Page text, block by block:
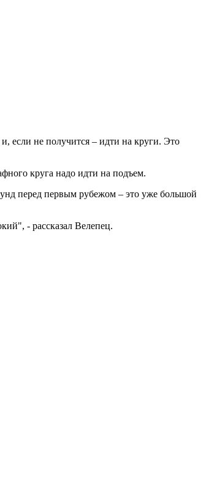
если не получится – идти на круги. Это
круга надо идти на подъем.
перед первым рубежом – это уже большой
- рассказал Велепец.